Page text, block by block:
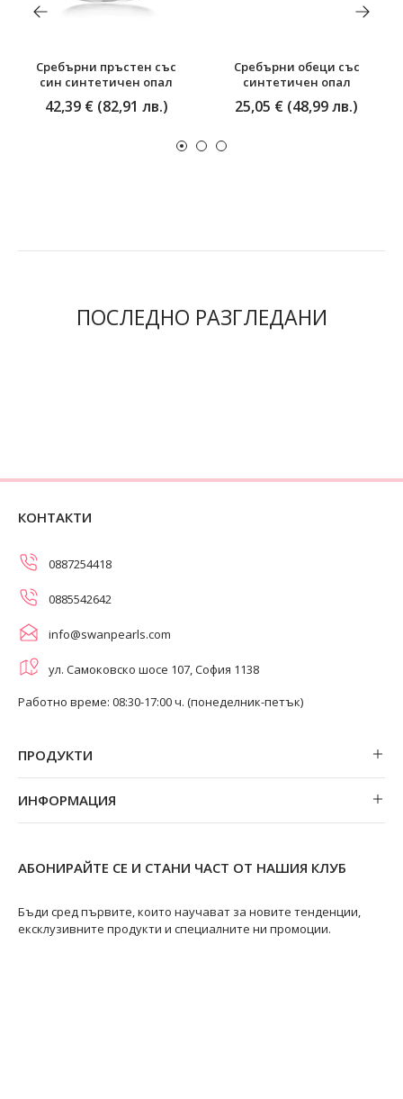
Сребърни пръстен със
син синтетичен опал
42,39 € (82,91 лв.)
Сребърни обеци със
синтетичен опал
25,05 € (48,99 лв.)
ПОСЛЕДНО РАЗГЛЕДАНИ
КОНТАКТИ
0887254418
0885542642
info@swanpearls.com
ул. Самоковско шосе 107, София 1138
Работно време: 08:30-17:00 ч. (понеделник-петък)
ПРОДУКТИ
Гривни
ИНФОРМАЦИЯ
Магазини
Ремонт на бижута
Видове перли
АБОНИРАЙТЕ СЕ И СТАНИ ЧАСТ ОТ НАШИЯ КЛУБ
Бъди сред първите, които научават за новите тенденции,
ексклузивните продукти и специалните ни промоции.